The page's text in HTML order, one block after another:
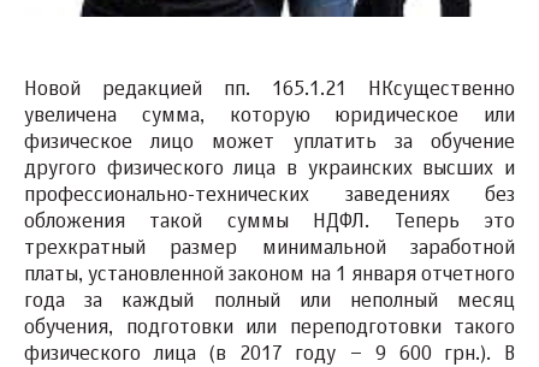
Новой редакцией пп. 165.1.21 НКсущественно
увеличена сумма, которую юридическое или
физическое лицо может уплатить за обучение
другого физического лица в украинских высших и
профессионально-технических заведениях без
обложения такой суммы НДФЛ. Теперь это
трехкратный размер минимальной заработной
платы, установленной законом на 1 января отчетного
года за каждый полный или неполный месяц
обучения, подготовки или переподготовки такого
физического лица (в 2017 году – 9 600 грн.). В